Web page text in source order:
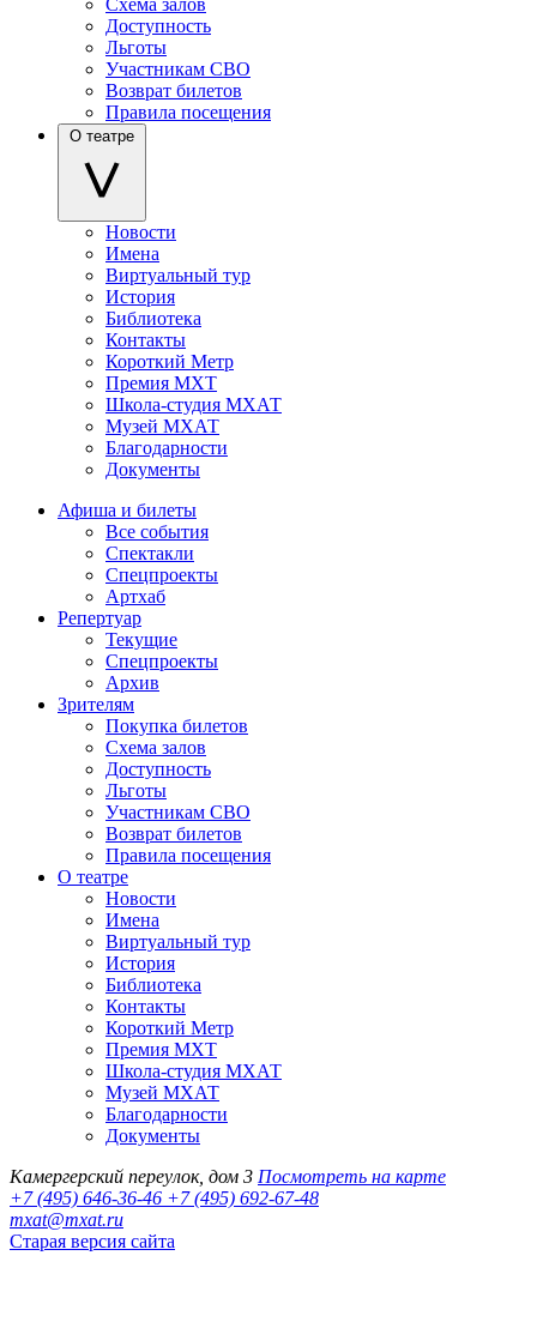
Схема залов
Доступность
Льготы
Участникам СВО
Возврат билетов
Правила посещения
О театре
Новости
Имена
Виртуальный тур
История
Библиотека
Контакты
Короткий Метр
Премия МХТ
Школа-студия МХАТ
Музей МХАТ
Благодарности
Документы
Афиша и билеты
Все события
Спектакли
Спецпроекты
Артхаб
Репертуар
Текущие
Спецпроекты
Архив
Зрителям
Покупка билетов
Схема залов
Доступность
Льготы
Участникам СВО
Возврат билетов
Правила посещения
О театре
Новости
Имена
Виртуальный тур
История
Библиотека
Контакты
Короткий Метр
Премия МХТ
Школа-студия МХАТ
Музей МХАТ
Благодарности
Документы
Камергерский переулок, дом 3 Посмотреть на карте
+7 (495) 646-36-46 +7 (495) 692-67-48‬
mxat@mxat.ru
Старая версия сайта